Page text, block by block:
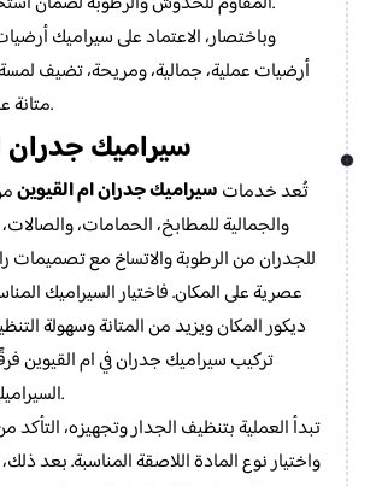
وباختصار، الاعتماد على سيراميك
أرضيات عملية، جمالية، ومريحة، تضيف
متانة عالية وطويلة الأمد.
سيراميك جدران
تُعد خدماتسيراميك جدران ام القيوين
والجمالية للمطابخ، الحمامات،
للجدران من الرطوبة والاتساخ مع تصميمات
عصرية على المكان. فاختيار السيراميك
ديكور المكان ويزيد من المتانة وسهولة
تركيب سيراميك جدران في ام القيوين
السيراميك بدقة واحترافية.
تبدأ العملية بتنظيف الجدار وتجهيزه،
واختيار نوع المادة اللاصقة المناسبة. بعد